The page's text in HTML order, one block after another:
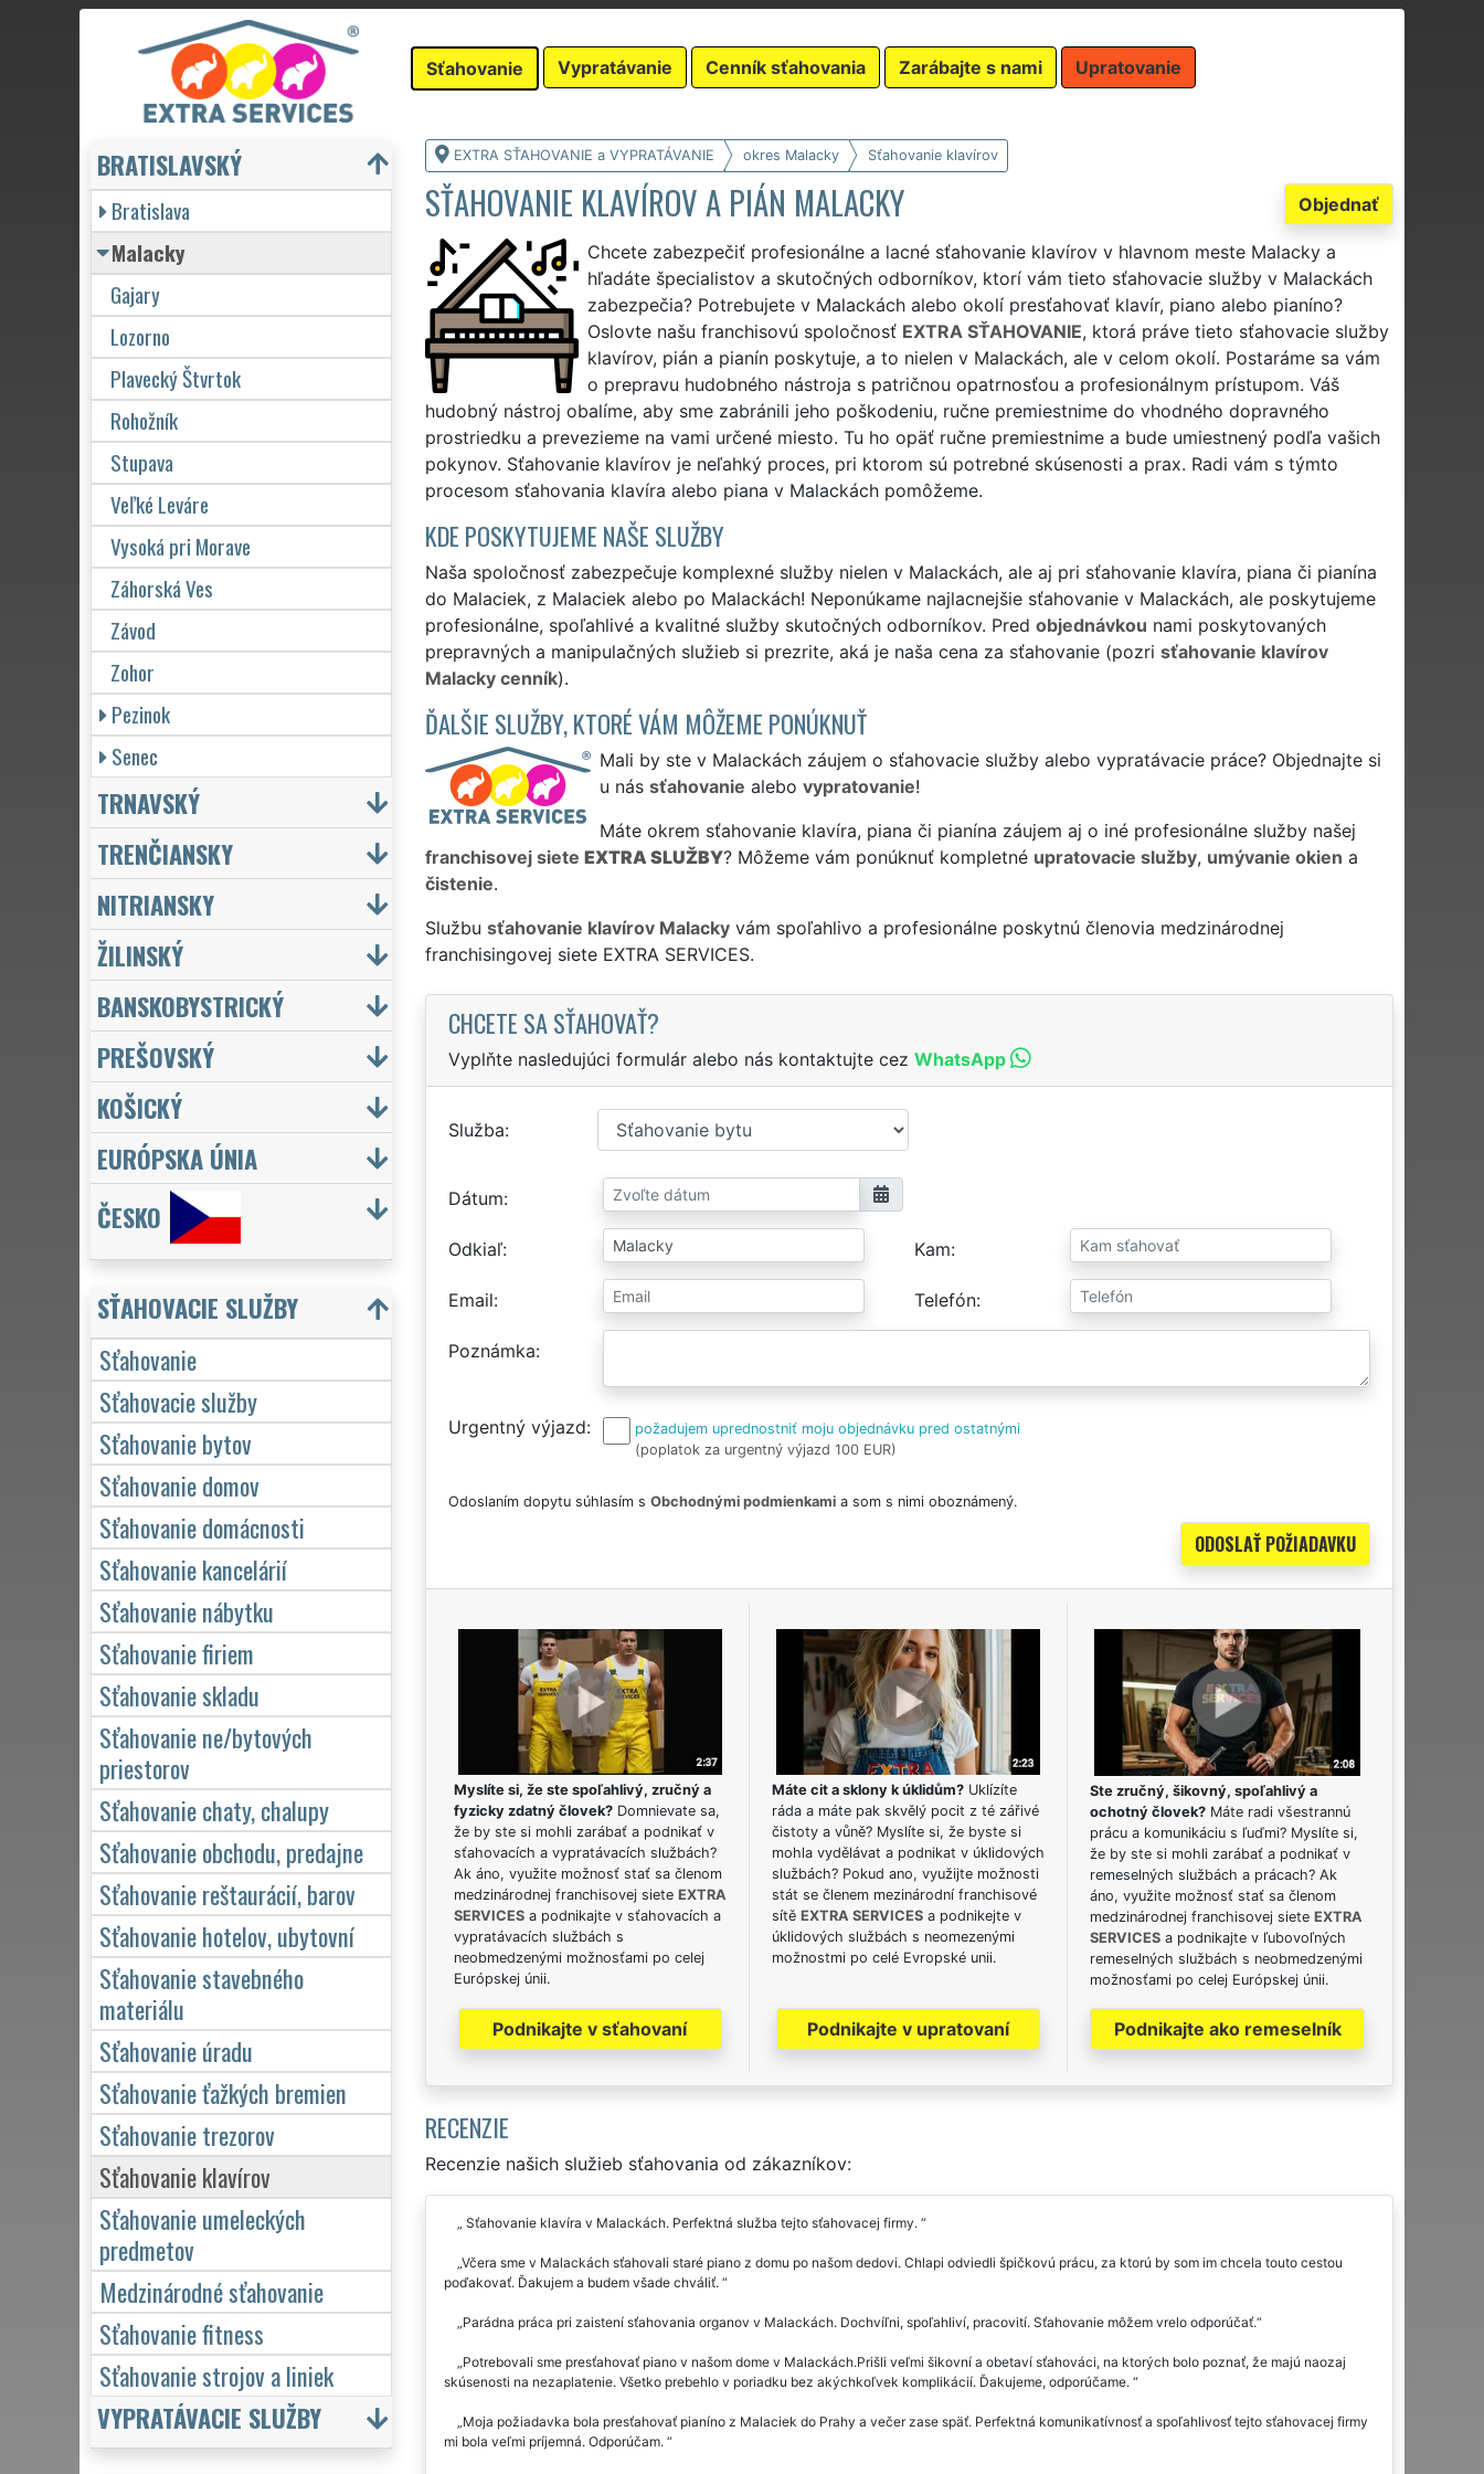
Sťahovanie Vypratávanie Cenník sťahovania Zarábajte s nami Upratovanie
EXTRA SŤAHOVANIE a VYPRATÁVANIE okres Malacky Sťahovanie klavírov
Objednať
SŤAHOVANIE KLAVÍROV A PIÁN MALACKY
Chcete zabezpečiť profesionálne a lacné sťahovanie klavírov v hlavnom meste Malacky a
hľadáte špecialistov a skutočných odborníkov, ktorí vám tieto sťahovacie služby v Malackách
zabezpečia? Potrebujete v Malackách alebo okolí presťahovať klavír, piano alebo pianíno?
Oslovte našu franchisovú spoločnosť EXTRA SŤAHOVANIE, ktorá práve tieto sťahovacie služby
klavírov, pián a pianín poskytuje, a to nielen v Malackách, ale v celom okolí. Postaráme sa vám
o prepravu hudobného nástroja s patričnou opatrnosťou a profesionálnym prístupom. Váš
hudobný nástroj obalíme, aby sme zabránili jeho poškodeniu, ručne premiestnime do vhodného dopravného
prostriedku a prevezieme na vami určené miesto. Tu ho opäť ručne premiestnime a bude umiestnený podľa vašich
pokynov. Sťahovanie klavírov je neľahký proces, pri ktorom sú potrebné skúsenosti a prax. Radi vám s týmto
procesom sťahovania klavíra alebo piana v Malackách pomôžeme.
KDE POSKYTUJEME NAŠE SLUŽBY
Naša spoločnosť zabezpečuje komplexné služby nielen v Malackách, ale aj pri sťahovanie klavíra, piana či pianína
do Malaciek, z Malaciek alebo po Malackách! Neponúkame najlacnejšie sťahovanie v Malackách, ale poskytujeme
profesionálne, spoľahlivé a kvalitné služby skutočných odborníkov. Pred objednávkou nami poskytovaných
prepravných a manipulačných služieb si prezrite, aká je naša cena za sťahovanie (pozri sťahovanie klavírov
Malacky cenník).
ĎALŠIE SLUŽBY, KTORÉ VÁM MÔŽEME PONÚKNUŤ
Mali by ste v Malackách záujem o sťahovacie služby alebo vypratávacie práce? Objednajte si
u nás sťahovanie alebo vypratovanie!
Máte okrem sťahovanie klavíra, piana či pianína záujem aj o iné profesionálne služby našej
franchisovej siete EXTRA SLUŽBY? Môžeme vám ponúknuť kompletné upratovacie služby, umývanie okien a
čistenie.
Službu sťahovanie klavírov Malackyvám spoľahlivo a profesionálne poskytnú členovia medzinárodnej
franchisingovej siete EXTRA SERVICES.
CHCETE SA SŤAHOVAŤ?
Vyplňte nasledujúci formulár alebo nás kontaktujte cez WhatsApp
Služba
Dátum
Odkiaľ Kam
Email Telefón
Poznámka
Urgentný výjazd
požadujem uprednostniť moju objednávku pred ostatnými
(poplatok za urgentný výjazd 100 EUR)
Odoslaním dopytu súhlasím s Obchodnými podmienkamia som s nimi oboznámený.
Myslíte si, že ste spoľahlivý, zručný a
fyzicky zdatný človek?Domnievate sa,
že by ste si mohli zarábať a podnikať v
sťahovacích a vypratávacích službách?
Ak áno, využite možnosť stať sa členom
medzinárodnej franchisovej siete EXTRA
SERVICESa podnikajte v sťahovacích a
vypratávacích službách s
neobmedzenými možnosťami po celej
Európskej únii.
Podnikajte v sťahovaní
Máte cit a sklony k úklidům?Uklízíte
ráda a máte pak skvělý pocit z té zářivé
čistoty a vůně? Myslíte si, že byste si
mohla vydělávat a podnikat v úklidových
službách? Pokud ano, využijte možnosti
stát se členem mezinárodní franchisové
sítě EXTRA SERVICESa podnikejte v
úklidových službách s neomezenými
možnostmi po celé Evropské unii.
Podnikajte v upratovaní
Ste zručný, šikovný, spoľahlivý a
ochotný človek? Máte radi všestrannú
prácu a komunikáciu s ľuďmi? Myslíte si,
že by ste si mohli zarábať a podnikať v
remeselných službách a prácach? Ak
áno, využite možnosť stať sa členom
medzinárodnej franchisovej siete EXTRA
SERVICES a podnikajte v ľubovoľných
remeselných službách s neobmedzenými
možnosťami po celej Európskej únii.
Podnikajte ako remeselník
RECENZIE
Recenzie našich služieb sťahovania od zákazníkov:
Sťahovanie klavíra v Malackách. Perfektná služba tejto sťahovacej firmy.
Včera sme v Malackách sťahovali staré piano z domu po našom dedovi. Chlapi odviedli špičkovú prácu, za ktorú by som im chcela touto cestou
poďakovať. Ďakujem a budem všade chváliť.
Parádna práca pri zaistení sťahovania organov v Malackách. Dochvíľni, spoľahliví, pracovití. Sťahovanie môžem vrelo odporúčať.
Potrebovali sme presťahovať piano v našom dome v Malackách.Prišli veľmi šikovní a obetaví sťahováci, na ktorých bolo poznať, že majú naozaj
skúsenosti na nezaplatenie. Všetko prebehlo v poriadku bez akýchkoľvek komplikácií. Ďakujeme, odporúčame.
Moja požiadavka bola presťahovať pianíno z Malaciek do Prahy a večer zase späť. Perfektná komunikatívnosť a spoľahlivosť tejto sťahovacej firmy
mi bola veľmi príjemná. Odporúčam.
BRATISLAVSKÝ
Bratislava
Malacky
Gajary
Lozorno
Plavecký Štvrtok
Rohožník
Stupava
Veľké Leváre
Vysoká pri Morave
Záhorská Ves
Závod
Zohor
Pezinok
Senec
TRNAVSKÝ
TRENČIANSKY
NITRIANSKY
ŽILINSKÝ
BANSKOBYSTRICKÝ
PREŠOVSKÝ
KOŠICKÝ
EURÓPSKA ÚNIA
ČESKO
SŤAHOVACIE SLUŽBY
Sťahovanie
Sťahovacie služby
Sťahovanie bytov
Sťahovanie domov
Sťahovanie domácnosti
Sťahovanie kancelárií
Sťahovanie nábytku
Sťahovanie firiem
Sťahovanie skladu
Sťahovanie ne/bytových
priestorov
Sťahovanie chaty, chalupy
Sťahovanie obchodu, predajne
Sťahovanie reštaurácií, barov
Sťahovanie hotelov, ubytovní
Sťahovanie stavebného
materiálu
Sťahovanie úradu
Sťahovanie ťažkých bremien
Sťahovanie trezorov
Sťahovanie klavírov
Sťahovanie umeleckých
predmetov
Medzinárodné sťahovanie
Sťahovanie fitness
Sťahovanie strojov a liniek
VYPRATÁVACIE SLUŽBY